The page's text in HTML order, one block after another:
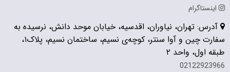
اینستاگرام
آدرس: تهران، نیاوران، اقدسیه، خیابان موحد دانش، نرسیده به
سفارت چین و آوا سنتر، کوچه‌ی نسیم، ساختمان نسیم، پلاک۱،
طبقه اول، واحد ۲
02122923966